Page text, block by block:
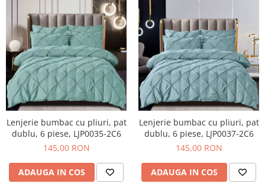
Lenjerie bumbac cu pliuri, pat
dublu, 6 piese, LJP0035-2C6
145,00 RON
ADAUGA IN COS
Lenjerie bumbac cu pliuri, pat
dublu, 6 piese, LJP0037-2C6
145,00 RON
ADAUGA IN COS